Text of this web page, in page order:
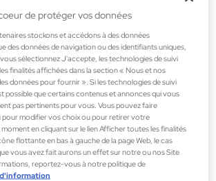
LÈVRES 4,5 gr
de protéger vos données
stockons et accédons à des données
des données de navigation ou des identifiants uniques,
sélectionnez J'accepte, les technologies de suivi
finalités affichées dans la section « Nous et nos
données pour fournir ». Si les technologies de suivi
possible que certains contenus et annonces qui vous
pas pertinents pour vous. Vous pouvez faire
pour modifier vos choix ou pour retirer votre
en cliquant sur le lien Afficher toutes les finalités
flottante en bas à gauche de la page Web, le cas
vous avez fait aurons un effet sur notre ou nos Site
reportez-vous à notre politique de